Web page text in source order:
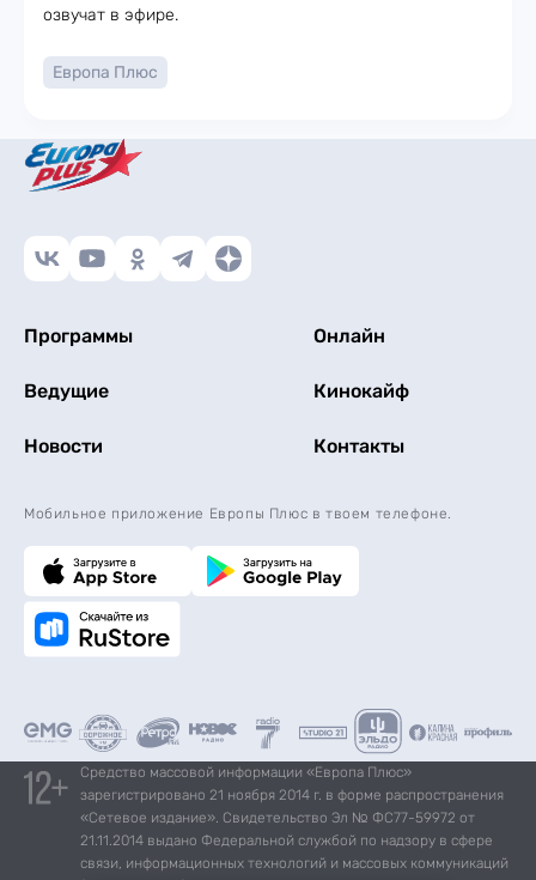
озвучат в эфире.
Европа Плюс
Программы Онлайн
Ведущие Кинокайф
Новости Контакты
Мобильное приложение Европы Плюс в твоем телефоне.
Средство массовой информации «Европа Плюс»
зарегистрировано 21 ноября 2014 г. в форме распространения
«Сетевое издание». Свидетельство Эл № ФС77-59972 от
21.11.2014 выдано Федеральной службой по надзору в сфере
связи, информационных технологий и массовых коммуникаций